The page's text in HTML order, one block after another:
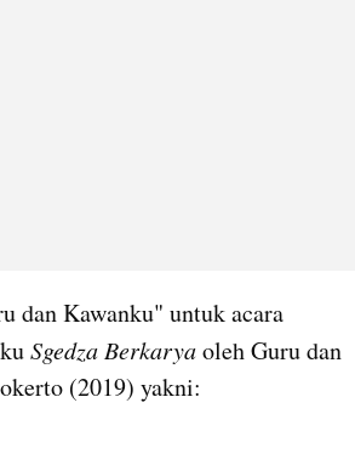
dan Kawanku" untuk acara
Sgedza Berkarya oleh Guru dan
(2019) yakni: